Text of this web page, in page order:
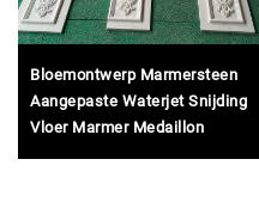
Bloemontwerp Marmersteen
Aangepaste Waterjet Snijding
Vloer Marmer Medaillon